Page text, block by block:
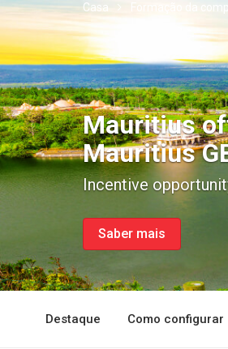
Casa Formação da
Mauritius
Mauritius
Incentive
Saber mais
Destaque Como configurar